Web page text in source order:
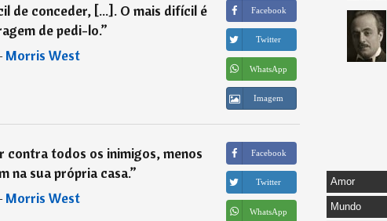
de conceder, [...]. O mais difícil é
de pedi-lo.”
Morris West
Facebook
Twitter
WhatsApp
Imagem
contra todos os inimigos, menos
na sua própria casa.”
Morris West
Facebook
Twitter
WhatsApp
Amor
Mundo